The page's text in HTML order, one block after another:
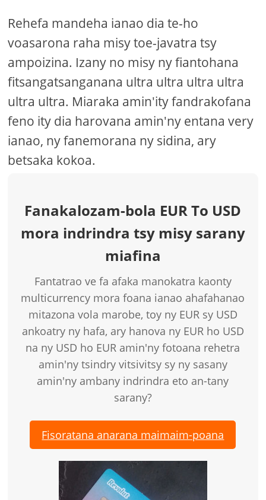
Rehefa mandeha ianao dia te-ho
voasarona raha misy toe-javatra tsy
ampoizina. Izany no misy ny fiantohana
fitsangatsanganana ultra ultra ultra ultra
ultra ultra. Miaraka amin'ity fandrakofana
feno ity dia harovana amin'ny entana very
ianao, ny fanemorana ny sidina, ary
betsaka kokoa.
Fanakalozam-bola EUR To USD
mora indrindra tsy misy sarany
miafina
Fantatrao ve fa afaka manokatra kaonty
multicurrency mora foana ianao ahafahanao
mitazona vola marobe, toy ny EUR sy USD
ankoatry ny hafa, ary hanova ny EUR ho USD
na ny USD ho EUR amin'ny fotoana rehetra
amin'ny tsindry vitsivitsy sy ny sasany
amin'ny ambany indrindra eto an-tany
sarany?
Fisoratana anarana maimaim-poana